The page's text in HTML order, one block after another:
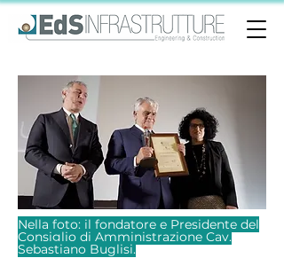
Nella foto: il fondatore e Presidente del
Consiglio di Amministrazione Cav.
Sebastiano Buglisi.